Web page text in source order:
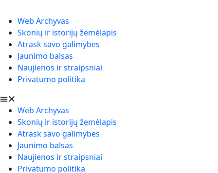
Web Archyvas
Skonių ir istorijų žemėlapis
Atrask savo galimybes
Jaunimo balsas
Naujienos ir straipsniai
Privatumo politika
Web Archyvas
Skonių ir istorijų žemėlapis
Atrask savo galimybes
Jaunimo balsas
Naujienos ir straipsniai
Privatumo politika